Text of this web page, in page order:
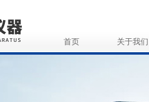
首页 关于我们